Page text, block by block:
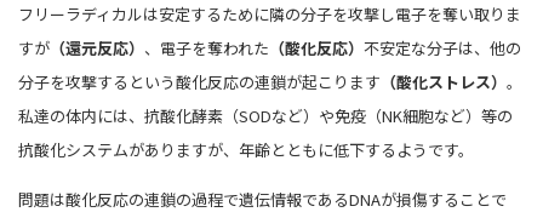
フリーラディカルは安定するために隣の分子を攻撃し電子を奪い取りま
すが （還元反応） 、電子を奪われた （酸化反応） 不安定な分子は、他の
分子を攻撃するという酸化反応の連鎖が起こります （酸化ストレス） 。
私達の体内には、抗酸化酵素（SODなど）や免疫（NK細胞など）等の
抗酸化システムがありますが、年齢とともに低下するようです。
問題は酸化反応の連鎖の過程で遺伝情報であるDNAが損傷することで